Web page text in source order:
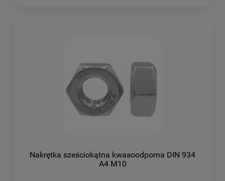
Nakrętka sześciokątna kwasoodporna DIN 934
A4 M10